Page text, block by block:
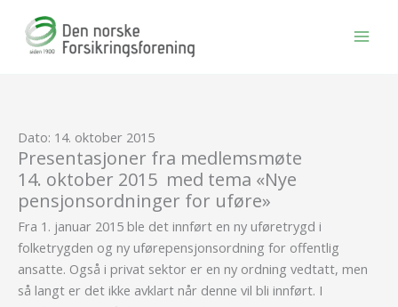
Dato: 14. oktober 2015
Presentasjoner fra medlemsmøte
14. oktober 2015 med tema «Nye
pensjonsordninger for uføre»
Fra 1. januar 2015 ble det innført en ny uføretrygd i
folketrygden og ny uførepensjonsordning for offentlig
ansatte. Også i privat sektor er en ny ordning vedtatt, men
så langt er det ikke avklart når denne vil bli innført. I